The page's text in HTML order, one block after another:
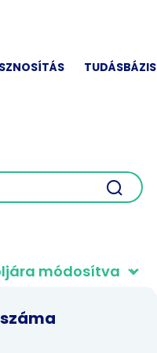
TUDÁSBÁZIS